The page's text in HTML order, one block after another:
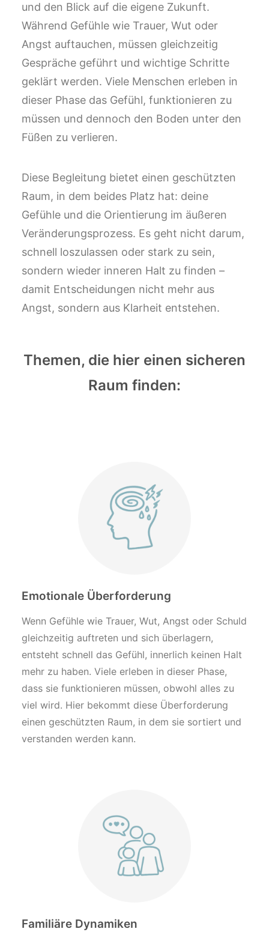
und den Blick auf die eigene Zukunft.
Während Gefühle wie Trauer, Wut oder
Angst auftauchen, müssen gleichzeitig
Gespräche geführt und wichtige Schritte
geklärt werden. Viele Menschen erleben in
dieser Phase das Gefühl, funktionieren zu
müssen und dennoch den Boden unter den
Füßen zu verlieren.
Diese Begleitung bietet einen geschützten
Raum, in dem beides Platz hat: deine
Gefühle und die Orientierung im äußeren
Veränderungsprozess. Es geht nicht darum,
schnell loszulassen oder stark zu sein,
sondern wieder inneren Halt zu finden –
damit Entscheidungen nicht mehr aus
Angst, sondern aus Klarheit entstehen.
Themen, die hier einen sicheren
Raum finden:
Emotionale Überforderung
Wenn Gefühle wie Trauer, Wut, Angst oder Schuld
gleichzeitig auftreten und sich überlagern,
entsteht schnell das Gefühl, innerlich keinen Halt
mehr zu haben. Viele erleben in dieser Phase,
dass sie funktionieren müssen, obwohl alles zu
viel wird. Hier bekommt diese Überforderung
einen geschützten Raum, in dem sie sortiert und
verstanden werden kann.
Familiäre Dynamiken